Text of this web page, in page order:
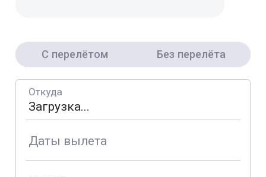
С перелётом Без перелёта
Откуда
Даты вылета